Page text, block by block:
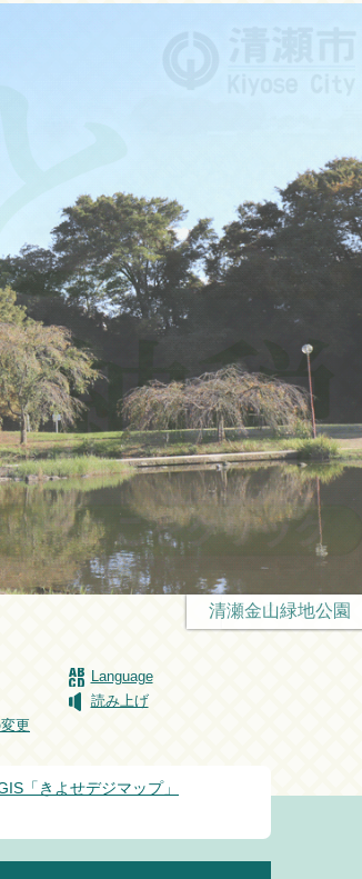
清瀬金山緑地公園
Language
読み上げ
更
「きよせデジマップ」